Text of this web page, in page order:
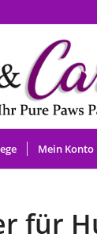
Mein Konto
für